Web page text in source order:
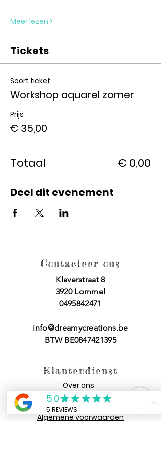
Meer lezen >
Tickets
Soort ticket
Workshop aquarel zomer
Prijs
€ 35,00
Totaal € 0,00
Deel dit evenement
Contacteer ons
Klaverstraat 8
3920 Lommel
0495842471
info@dreamycreations.be
BTW BE0847421395
Klantendienst
Over ons
FAQ
Algemene voorwaarden